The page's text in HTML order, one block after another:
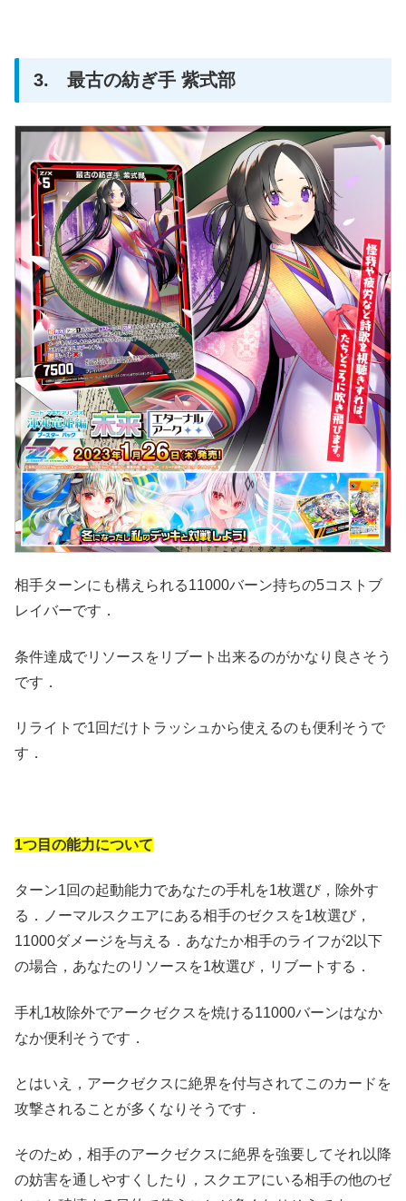
3. 最古の紡ぎ手 紫式部
相手ターンにも構えられる11000バーン持ちの5コストブ
レイバーです．
条件達成でリソースをリブート出来るのがかなり良さそう
です．
リライトで1回だけトラッシュから使えるのも便利そうで
す．
1つ目の能力について
ターン1回の起動能力であなたの手札を1枚選び，除外す
る．ノーマルスクエアにある相手のゼクスを1枚選び，
11000ダメージを与える．あなたか相手のライフが2以下
の場合，あなたのリソースを1枚選び，リブートする．
手札1枚除外でアークゼクスを焼ける11000バーンはなか
なか便利そうです．
とはいえ，アークゼクスに絶界を付与されてこのカードを
攻撃されることが多くなりそうです．
そのため，相手のアークゼクスに絶界を強要してそれ以降
の妨害を通しやすくしたり，スクエアにいる相手の他のゼ